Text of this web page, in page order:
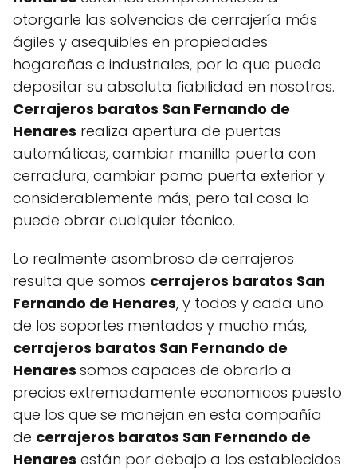
otorgarle las solvencias de cerrajería más
ágiles y asequibles en propiedades
hogareñas e industriales, por lo que puede
depositar su absoluta fiabilidad en nosotros.
Cerrajeros baratos San Fernando de
Henares realiza apertura de puertas
automáticas, cambiar manilla puerta con
cerradura, cambiar pomo puerta exterior y
considerablemente más; pero tal cosa lo
puede obrar cualquier técnico.
Lo realmente asombroso de cerrajeros
resulta que somos cerrajeros baratos San
Fernando de Henares, y todos y cada uno
de los soportes mentados y mucho más,
cerrajeros baratos San Fernando de
Henares somos capaces de obrarlo a
precios extremadamente economicos puesto
que los que se manejan en esta compañía
de cerrajeros baratos San Fernando de
Henares están por debajo a los establecidos